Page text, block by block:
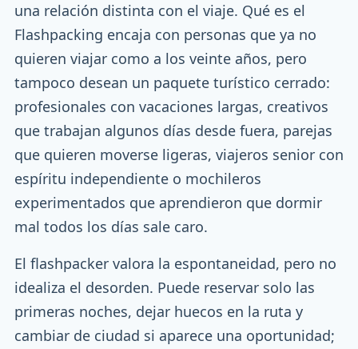
una relación distinta con el viaje. Qué es el
Flashpacking encaja con personas que ya no
quieren viajar como a los veinte años, pero
tampoco desean un paquete turístico cerrado:
profesionales con vacaciones largas, creativos
que trabajan algunos días desde fuera, parejas
que quieren moverse ligeras, viajeros senior con
espíritu independiente o mochileros
experimentados que aprendieron que dormir
mal todos los días sale caro.
El flashpacker valora la espontaneidad, pero no
idealiza el desorden. Puede reservar solo las
primeras noches, dejar huecos en la ruta y
cambiar de ciudad si aparece una oportunidad;